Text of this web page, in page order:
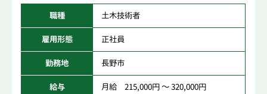
職種 土木技術者
雇用形態 正社員
勤務地 長野市
給与 月給 215,000円 ～ 320,000円